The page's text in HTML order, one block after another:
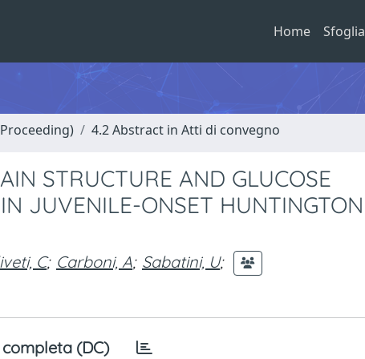
Home Sfoglia
4.2 Abstract in Atti di convegno
STRUCTURE AND GLUCOSE
JUVENILE-ONSET HUNTINGTON
C; Carboni, A; Sabatini, U;
(DC)